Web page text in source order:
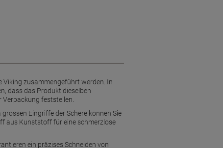
Viking zusammengeführt werden. In
dass das Produkt dieselben
feststellen.
Eingriffe der Schere können Sie
aus Kunststoff für eine schmerzlose
ein präzises Schneiden von